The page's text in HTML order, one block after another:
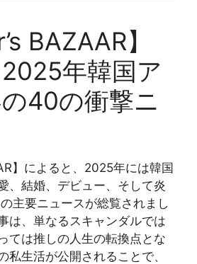
BAZAAR】
年韓国ア
40の衝撃ニ
】によると、2025年には韓国
、結婚、デビュー、そして炎
主要ニュースが総覧されまし
は、単なるスキャンダルでは
ては推しの人生の転換点とな
私生活が公開されることで、